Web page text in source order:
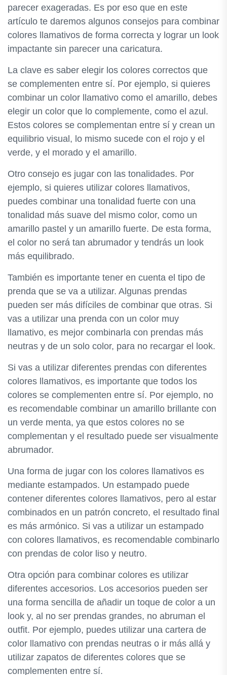
parecer exageradas. Es por eso que en este
artículo te daremos algunos consejos para combinar
colores llamativos de forma correcta y lograr un look
impactante sin parecer una caricatura.
La clave es saber elegir los colores correctos que
se complementen entre sí. Por ejemplo, si quieres
combinar un color llamativo como el amarillo, debes
elegir un color que lo complemente, como el azul.
Estos colores se complementan entre sí y crean un
equilibrio visual, lo mismo sucede con el rojo y el
verde, y el morado y el amarillo.
Otro consejo es jugar con las tonalidades. Por
ejemplo, si quieres utilizar colores llamativos,
puedes combinar una tonalidad fuerte con una
tonalidad más suave del mismo color, como un
amarillo pastel y un amarillo fuerte. De esta forma,
el color no será tan abrumador y tendrás un look
más equilibrado.
También es importante tener en cuenta el tipo de
prenda que se va a utilizar. Algunas prendas
pueden ser más difíciles de combinar que otras. Si
vas a utilizar una prenda con un color muy
llamativo, es mejor combinarla con prendas más
neutras y de un solo color, para no recargar el look.
Si vas a utilizar diferentes prendas con diferentes
colores llamativos, es importante que todos los
colores se complementen entre sí. Por ejemplo, no
es recomendable combinar un amarillo brillante con
un verde menta, ya que estos colores no se
complementan y el resultado puede ser visualmente
abrumador.
Una forma de jugar con los colores llamativos es
mediante estampados. Un estampado puede
contener diferentes colores llamativos, pero al estar
combinados en un patrón concreto, el resultado final
es más armónico. Si vas a utilizar un estampado
con colores llamativos, es recomendable combinarlo
con prendas de color liso y neutro.
Otra opción para combinar colores es utilizar
diferentes accesorios. Los accesorios pueden ser
una forma sencilla de añadir un toque de color a un
look y, al no ser prendas grandes, no abruman el
outfit. Por ejemplo, puedes utilizar una cartera de
color llamativo con prendas neutras o ir más allá y
utilizar zapatos de diferentes colores que se
complementen entre sí.